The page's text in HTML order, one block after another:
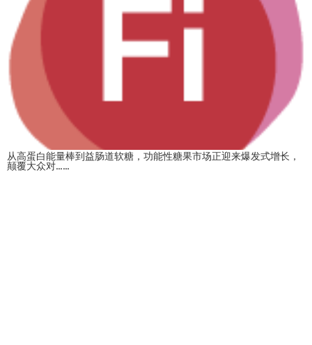
从高蛋白能量棒到益肠道软糖，功能性糖果市场正迎来爆发式增长，
颠覆大众对……